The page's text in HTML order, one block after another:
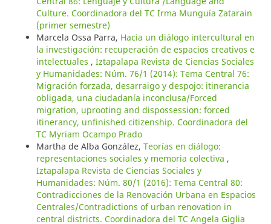
Culture. Coordinadora del TC Irma Munguía Zatarain
(primer semestre)
Marcela Ossa Parra, Hacia un diálogo intercultural en
la investigación: recuperación de espacios creativos e
intelectuales , Iztapalapa Revista de Ciencias Sociales
y Humanidades: Núm. 76/1 (2014): Tema Central 76:
Migración forzada, desarraigo y despojo: itinerancia
obligada, una ciudadanía inconclusa/Forced
migration, uprooting and dispossession: forced
itinerancy, unfinished citizenship. Coordinadora del
TC Myriam Ocampo Prado
Martha de Alba González, Teorías en diálogo:
representaciones sociales y memoria colectiva ,
Iztapalapa Revista de Ciencias Sociales y
Humanidades: Núm. 80/1 (2016): Tema Central 80:
Contradicciones de la Renovación Urbana en Espacios
Centrales/Contradictions of urban renovation in
central districts. Coordinadora del TC Angela Giglia